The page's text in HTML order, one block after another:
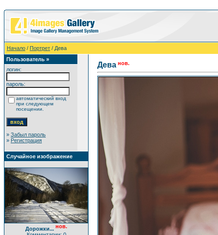
Начало / Портрет / Дева
Пользователь »
логин:
пароль:
автоматический вход
при следующем
посещении.
» Забыл пароль
» Регистрация
Случайное изображение
Дорожки... нов.
Дева нов.